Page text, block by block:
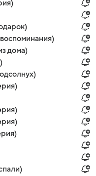
дома)